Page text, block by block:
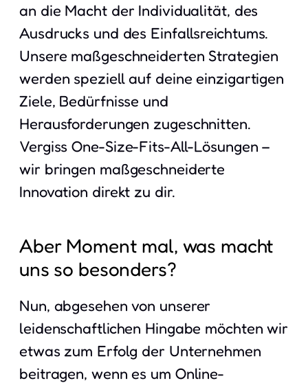
an die Macht der Individualität, des
Ausdrucks und des Einfallsreichtums.
Unsere maßgeschneiderten Strategien
werden speziell auf deine einzigartigen
Ziele, Bedürfnisse und
Herausforderungen zugeschnitten.
Vergiss One-Size-Fits-All-Lösungen –
wir bringen maßgeschneiderte
Innovation direkt zu dir.
Aber Moment mal, was macht
uns so besonders?
Nun, abgesehen von unserer
leidenschaftlichen Hingabe möchten wir
etwas zum Erfolg der Unternehmen
beitragen, wenn es um Online-